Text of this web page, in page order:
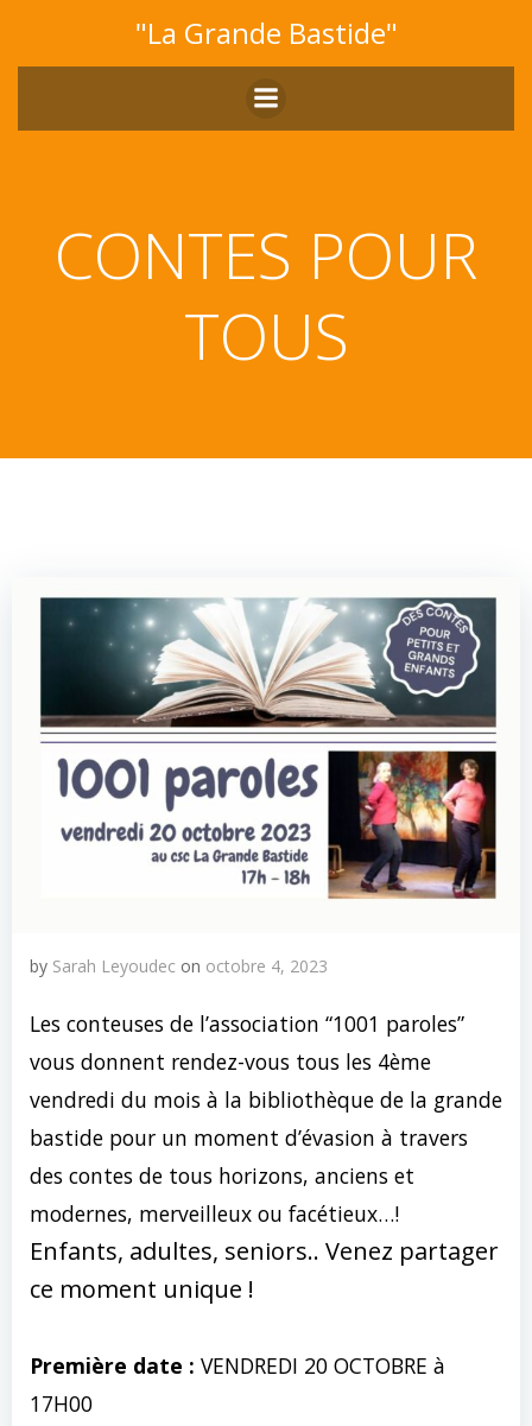
au
contenu
"La Grande Bastide"
CONTES POUR
TOUS
by Sarah Leyoudec on octobre 4, 2023
Les conteuses de l’association “1001 paroles”
vous donnent rendez-vous tous les 4ème
vendredi du mois à la bibliothèque de la grande
bastide pour un moment d’évasion à travers
des contes de tous horizons, anciens et
modernes, merveilleux ou facétieux…!
Enfants, adultes, seniors.. Venez partager
ce moment unique !
Première date : VENDREDI 20 OCTOBRE à
17H00